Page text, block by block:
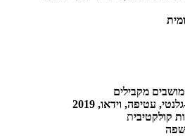
מקבילים
עטיפה, וידאו, 2019
קולקטיבית